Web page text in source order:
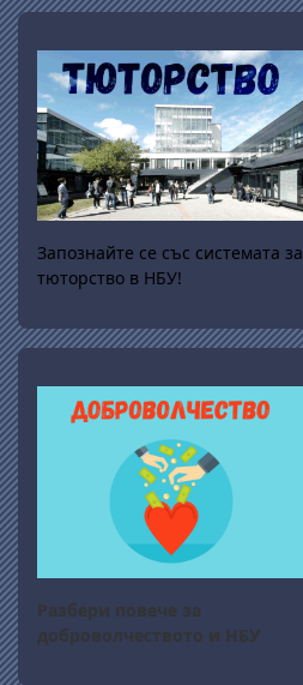
Запознайте се със системата за
тюторство в НБУ!
Разбери повече за
доброволчеството и НБУ